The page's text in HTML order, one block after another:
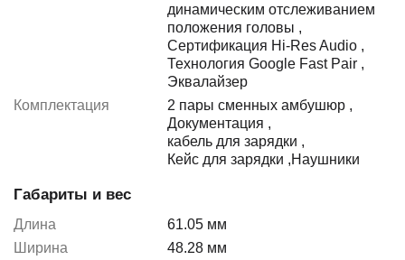
динамическим отслеживанием
положения головы ,
Сертификация Hi-Res Audio ,
Технология Google Fast Pair ,
Эквалайзер
Комплектация
2 пары сменных амбушюр ,
Документация ,
кабель для зарядки ,
Кейс для зарядки ,Наушники
Габариты и вес
Длина
61.05 мм
Ширина
48.28 мм